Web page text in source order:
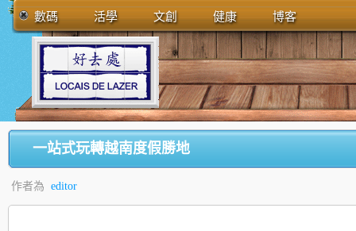
數碼 活學 文創 健康 博客
一站式玩轉越南度假勝地
作者為 editor